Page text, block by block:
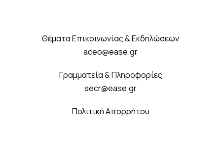
Θέματα Επικοινωνίας & Εκδηλώσεων
aceo@ease.gr
Γραμματεία & Πληροφορίες
secr@ease.gr
Πολιτική Απορρήτου